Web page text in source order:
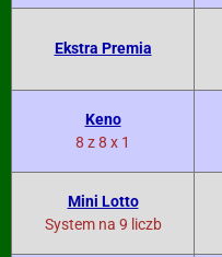
Ekstra Premia
Keno
8 z 8 x 1
Mini Lotto
System na 9 liczb